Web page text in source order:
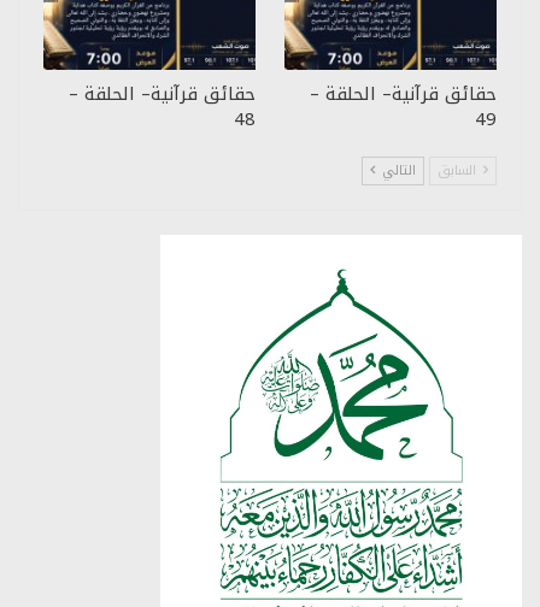
حقائق قرآنية– الحلقة –
49
حقائق قرآنية– الحلقة –
48
السابق التالي